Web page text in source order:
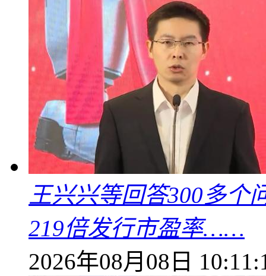
王兴兴等回答300多个
219倍发行市盈率……
2026年08月08日